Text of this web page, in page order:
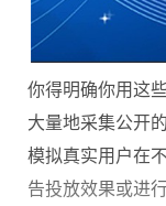
你得明确你用这
大量地采集公开
模拟真实用户在
告投放效果或进